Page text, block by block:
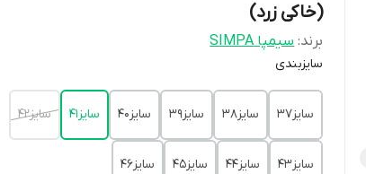
(خاکی زرد)
برند: سیمپا SIMPA
سایزبندی
سایز37 سایز38 سایز39 سایز40 سایز41 سایز42
سایز43 سایز44 سایز45 سایز46